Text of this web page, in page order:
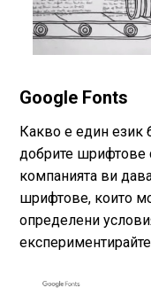
Google Fonts
Какво е един език
добрите шрифтове
компанията ви
шрифтове, които
определени